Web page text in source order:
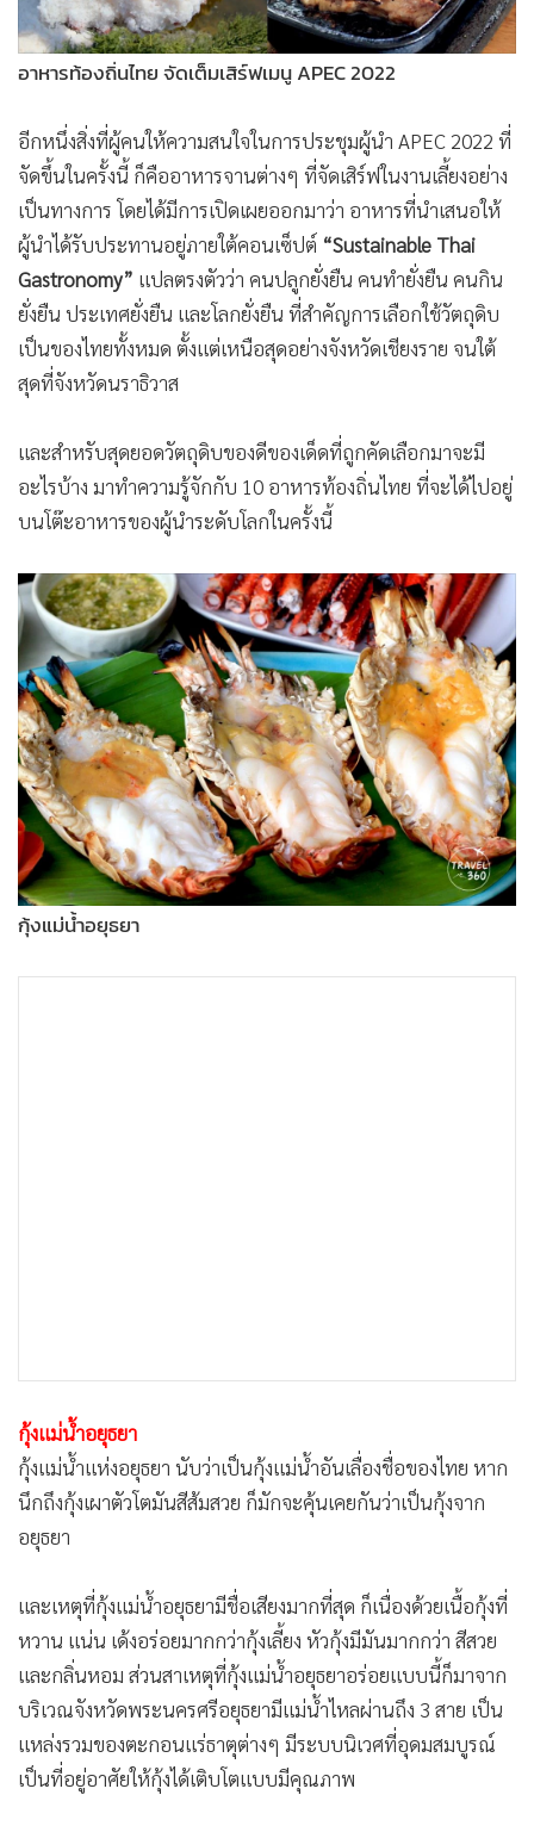
Special Scoop
• เศรษฐกิจ-ธุรกิจ
• ชุมชน-คุณภาพชีวิต
• อาชญากรรม
• Motoring
• เกม
• วิทยาศาสตร์
• SMEs
• หุ้น
• อินโดจีน
• Celeb Online
• Factcheck
• News1
• Gotomanager
อาหารท้องถิ่นไทย จัดเต็มเสิร์ฟเมนู APEC 2022
อีกหนึ่งสิ่งที่ผู้คนให้ความสนใจในการประชุมผู้นำ APEC 2022 ที่
จัดขึ้นในครั้งนี้ ก็คืออาหารจานต่างๆ ที่จัดเสิร์ฟในงานเลี้ยงอย่าง
เป็นทางการ โดยได้มีการเปิดเผยออกมาว่า อาหารที่นำเสนอให้
ผู้นำได้รับประทานอยู่ภายใต้คอนเซ็ปต์ “Sustainable Thai
Gastronomy” แปลตรงตัวว่า คนปลูกยั่งยืน คนทำยั่งยืน คนกิน
ยั่งยืน ประเทศยั่งยืน และโลกยั่งยืน ที่สำคัญการเลือกใช้วัตถุดิบ
เป็นของไทยทั้งหมด ตั้งแต่เหนือสุดอย่างจังหวัดเชียงราย จนใต้
สุดที่จังหวัดนราธิวาส
และสำหรับสุดยอดวัตถุดิบของดีของเด็ดที่ถูกคัดเลือกมาจะมี
อะไรบ้าง มาทำความรู้จักกับ 10 อาหารท้องถิ่นไทย ที่จะได้ไปอยู่
บนโต๊ะอาหารของผู้นำระดับโลกในครั้งนี้
กุ้งแม่น้ำอยุธยา
กุ้งแม่น้ำอยุธยา
กุ้งแม่น้ำแห่งอยุธยา นับว่าเป็นกุ้งแม่น้ำอันเลื่องชื่อของไทย หาก
นึกถึงกุ้งเผาตัวโตมันสีส้มสวย ก็มักจะคุ้นเคยกันว่าเป็นกุ้งจาก
อยุธยา
และเหตุที่กุ้งแม่น้ำอยุธยามีชื่อเสียงมากที่สุด ก็เนื่องด้วยเนื้อกุ้งที่
หวาน แน่น เด้งอร่อยมากกว่ากุ้งเลี้ยง หัวกุ้งมีมันมากกว่า สีสวย
และกลิ่นหอม ส่วนสาเหตุที่กุ้งแม่น้ำอยุธยาอร่อยแบบนี้ก็มาจาก
บริเวณจังหวัดพระนครศรีอยุธยามีแม่น้ำไหลผ่านถึง 3 สาย เป็น
แหล่งรวมของตะกอนแร่ธาตุต่างๆ มีระบบนิเวศที่อุดมสมบูรณ์
เป็นที่อยู่อาศัยให้กุ้งได้เติบโตแบบมีคุณภาพ